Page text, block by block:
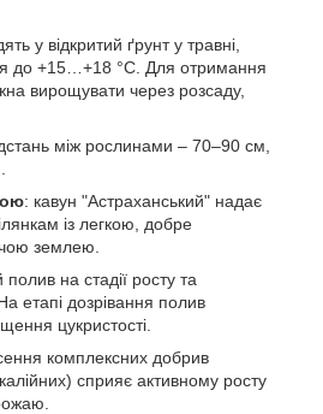
у відкритий ґрунт у травні,
до +15…+18 °C. Для отримання
вирощувати через розсаду,
між рослинами – 70–90 см,
: кавун "Астраханський" надає
із легкою, добре
землею.
на стадії росту та
етапі дозрівання полив
цукристості.
комплексних добрив
сприяє активному росту